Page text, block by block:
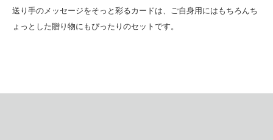
送り手のメッセージをそっと彩るカードは、ご自身用にはもちろんち
ょっとした贈り物にもぴったりのセットです。